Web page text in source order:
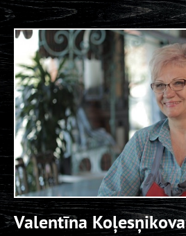
Valentīna Koļesņikova